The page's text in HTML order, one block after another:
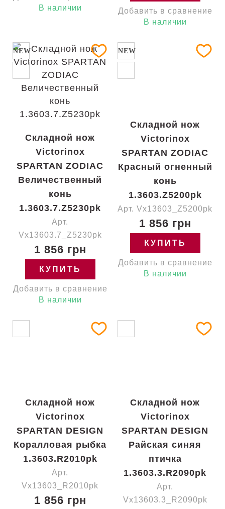
В наличии
Добавить в сравнение
В наличии
NEW
Складной нож
Victorinox
SPARTAN ZODIAC
Величественный
конь
1.3603.7.Z5230pk
Арт.
Vx13603.7_Z5230pk
1 856 грн
КУПИТЬ
Добавить в сравнение
В наличии
NEW
Складной нож
Victorinox
SPARTAN ZODIAC
Красный огненный
конь
1.3603.Z5200pk
Арт. Vx13603_Z5200pk
1 856 грн
КУПИТЬ
Добавить в сравнение
В наличии
Складной нож
Victorinox
SPARTAN DESIGN
Коралловая рыбка
1.3603.R2010pk
Арт.
Vx13603_R2010pk
1 856 грн
Складной нож
Victorinox
SPARTAN DESIGN
Райская синяя
птичка
1.3603.3.R2090pk
Арт.
Vx13603.3_R2090pk